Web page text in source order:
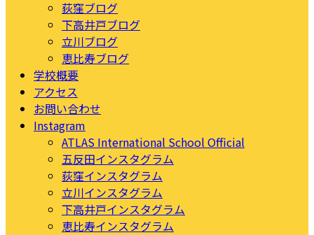
荻窪ブログ
下高井戸ブログ
立川ブログ
恵比寿ブログ
学校概要
アクセス
お問い合わせ
Instagram
ATLAS International School Official
五反田インスタグラム
荻窪インスタグラム
立川インスタグラム
下高井戸インスタグラム
恵比寿インスタグラム